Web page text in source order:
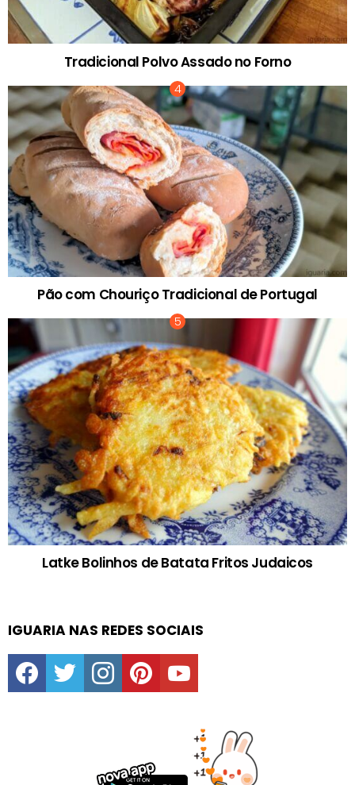
Tradicional Polvo Assado no Forno
Pão com Chouriço Tradicional de Portugal
Latke Bolinhos de Batata Fritos Judaicos
IGUARIA NAS REDES SOCIAIS
facebooktwitter instagrampinterestyoutube